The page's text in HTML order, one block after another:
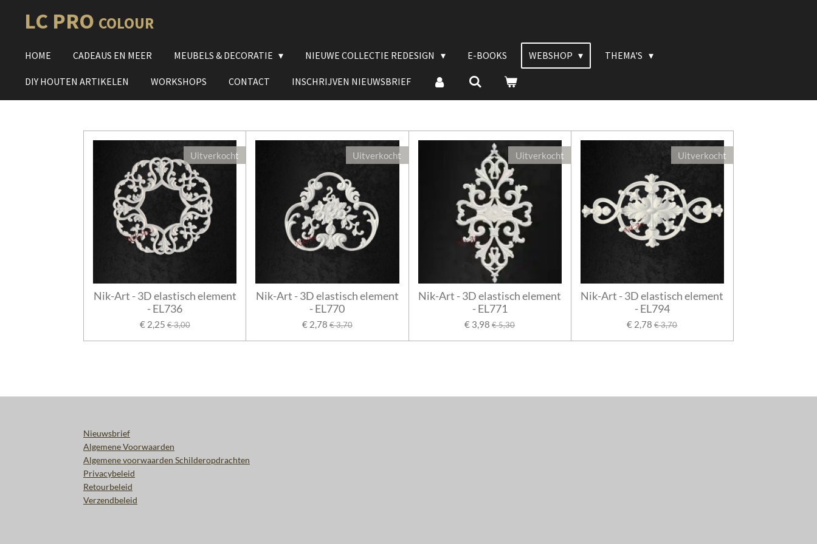
directLC PRO COLOUR
HOME CADEAUS EN MEER MEUBELS & DECORATIE NIEUWE COLLECTIE REDESIGN E-BOOKS WEBSHOP THEMA'S
DIY HOUTEN ARTIKELEN WORKSHOPS CONTACT INSCHRIJVEN NIEUWSBRIEF
Uitverkocht
Nik-Art - 3D elastisch element
- EL736
€ 2,25 € 3,00
Uitverkocht
Nik-Art - 3D elastisch element
- EL770
€ 2,78 € 3,70
Uitverkocht
Nik-Art - 3D elastisch element
- EL771
€ 3,98 € 5,30
Uitverkocht
Nik-Art - 3D elastisch element
- EL794
€ 2,78 € 3,70
Nieuwsbrief
Algemene Voorwaarden
Algemene voorwaarden Schilderopdrachten
Privacybeleid
Retourbeleid
Verzendbeleid